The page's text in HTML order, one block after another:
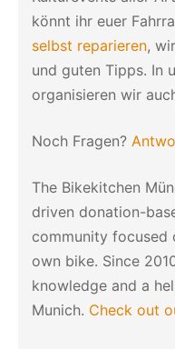
könnt ihr euer
selbst reparieren,
und guten Tipps. In
organisieren wir
Noch Fragen?
The Bikekitchen
driven donation-
community focused
own bike. Since
knowledge and a
Munich. Check out